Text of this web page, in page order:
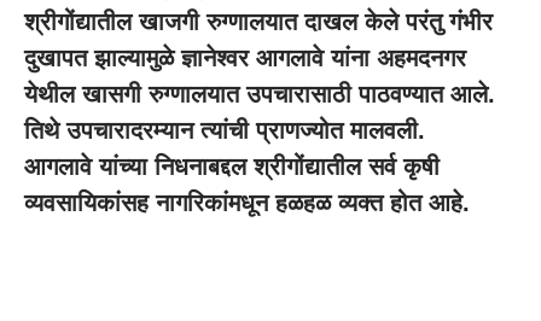
श्रीगोंद्यातील खाजगी रुग्णालयात दाखल केले परंतु गंभीर
दुखापत झाल्यामुळे ज्ञानेश्वर आगलावे यांना अहमदनगर
येथील खासगी रुग्णालयात उपचारासाठी पाठवण्यात आले.
तिथे उपचारादरम्यान त्यांची प्राणज्योत मालवली.
आगलावे यांच्या निधनाबद्दल श्रीगोंद्यातील सर्व कृषी
व्यवसायिकांसह नागरिकांमधून हळहळ व्यक्त होत आहे.